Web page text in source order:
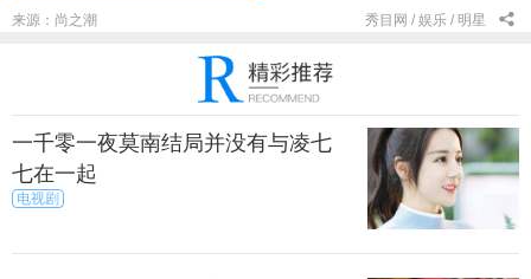
来源：尚之潮 秀目网 / 娱乐 / 明星
一千零一夜莫南结局并没有与凌七
七在一起
电视剧